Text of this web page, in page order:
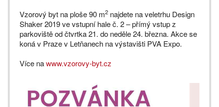
Vzorový byt na ploše 90 m2 najdete na veletrhu Design
Shaker 2019 ve vstupní hale č. 2 – přímý vstup z
parkoviště od čtvrtka 21. do neděle 24. března. Akce se
koná v Praze v Letňanech na výstavišti PVA Expo.
Více nawww.vzorovy-byt.cz